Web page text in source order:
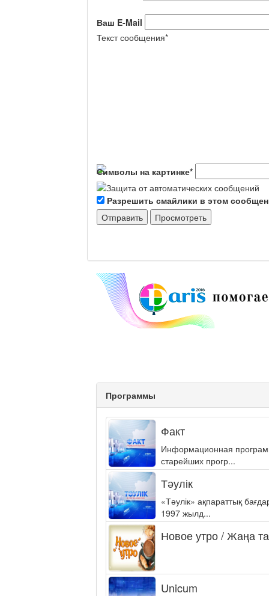
Ваш E-Mail
Текст сообщения*
Символы на картинке*
Разрешить смайлики в этом
Программы
Факт
Информационная
старейших прогр...
Тәулік
«Тәулік» ақпараттық
1997 жылд...
Новое утро / Жаңа
Unicum